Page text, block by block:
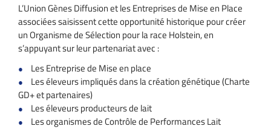
L’Union Gènes Diffusion et les Entreprises de Mise en Place
associées saisissent cette opportunité historique pour créer
un Organisme de Sélection pour la race Holstein, en
s’appuyant sur leur partenariat avec :
Les Entreprise de Mise en place
Les éleveurs impliqués dans la création génétique (Charte
GD+ et partenaires)
Les éleveurs producteurs de lait
Les organismes de Contrôle de Performances Lait